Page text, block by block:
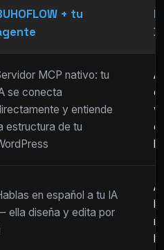
+ tu
MCP nativo: tu
se conecta
y entiende
estructura de tu
en español a tu IA
ella diseña y edita por